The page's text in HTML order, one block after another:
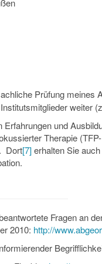
Prüfung meines
weiter
Erfahrungen und
Therapie
Dort[7]erhalten Sie auch
Fragen an
2010: http://